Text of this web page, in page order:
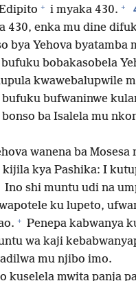
+ i myaka 430. +
430, enka mu dine
bya Yehova byatamba
bobakasobela
kwawebalupwile
bufwaninwe
ba Isalela mu
wanena ba Mosesa
kijila kya Pashika: I
Ino shi muntu udi na
ku lupeto,
+ Penepa kabwanya
wa kaji
mu njibo imo.
kuselela mwita panja